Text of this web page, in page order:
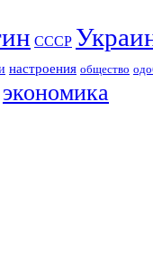
СССР
настроения общество
экономика